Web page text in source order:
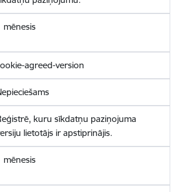
mēnesis
agreed-version
kuru sīkdatņu paziņojuma
lietotājs ir apstiprinājis.
mēnesis